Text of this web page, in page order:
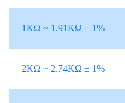
1KΩ ~ 1.91KΩ ± 1%
2KΩ ~ 2.74KΩ ± 1%